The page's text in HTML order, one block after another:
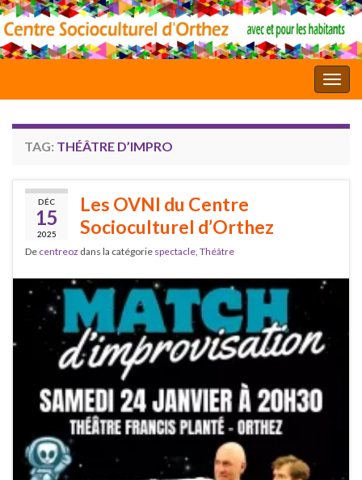
TAG: THÉÂTRE D’IMPRO
DÉC
15
2025
Les OVNI du Centre
Socioculturel d’Orthez
De centreoz dans la catégorie spectacle, Théâtre